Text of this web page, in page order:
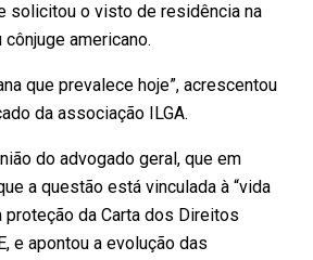
solicitou o visto de residência na
americano.
que prevalece hoje”, acrescentou
da associação ILGA.
do advogado geral, que em
a questão está vinculada à “vida
proteção da Carta dos Direitos
e apontou a evolução das